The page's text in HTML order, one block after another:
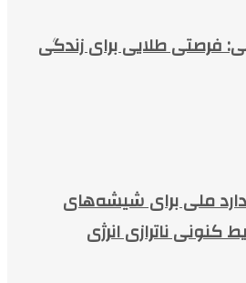
فرصتی طلایی برای زندگی
ملی برای شیشه‌های
ناترازی انرژی